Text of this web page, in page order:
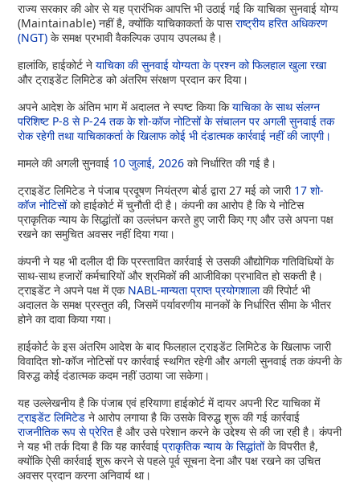
राज्य सरकार की ओर से यह प्रारंभिक आपत्ति भी उठाई गई कि याचिका सुनवाई योग्य
(Maintainable) नहीं है, क्योंकि याचिकाकर्ता के पासराष्ट्रीय हरित अधिकरण
(NGT) के समक्ष प्रभावी वैकल्पिक उपाय उपलब्ध है।
हालांकि, हाईकोर्ट नेयाचिका की सुनवाई योग्यता के प्रश्न को फिलहाल खुला रखा
और ट्राइडेंट लिमिटेड को अंतरिम संरक्षण प्रदान कर दिया।
अपने आदेश के अंतिम भाग में अदालत ने स्पष्ट किया कियाचिका के साथ संलग्न
परिशिष्ट P-8 से P-24 तक के शो-कॉज नोटिसों के संचालन पर अगली सुनवाई तक
रोक रहेगी तथा याचिकाकर्ता के खिलाफ कोई भी दंडात्मक कार्रवाई नहीं की जाएगी।
मामले की अगली सुनवाई 10 जुलाई, 2026 को निर्धारित की गई है।
ट्राइडेंट लिमिटेड ने पंजाब प्रदूषण नियंत्रण बोर्ड द्वारा 27 मई को जारी 17 शो-
कॉज नोटिसोंको हाईकोर्ट में चुनौती दी है। कंपनी का आरोप है कि ये नोटिस
प्राकृतिक न्याय के सिद्धांतों का उल्लंघन करते हुए जारी किए गए और उसे अपना पक्ष
रखने का समुचित अवसर नहीं दिया गया।
कंपनी ने यह भी दलील दी कि प्रस्तावित कार्रवाई से उसकी औद्योगिक गतिविधियों के
साथ-साथ हजारों कर्मचारियों और श्रमिकों की आजीविका प्रभावित हो सकती है।
ट्राइडेंट ने अपने पक्ष में एक NABL-मान्यता प्राप्त प्रयोगशालाकी रिपोर्ट भी
अदालत के समक्ष प्रस्तुत की, जिसमें पर्यावरणीय मानकों के निर्धारित सीमा के भीतर
होने का दावा किया गया।
हाईकोर्ट के इस अंतरिम आदेश के बाद फिलहाल ट्राइडेंट लिमिटेड के खिलाफ जारी
विवादित शो-कॉज नोटिसों पर कार्रवाई स्थगित रहेगी और अगली सुनवाई तक कंपनी के
विरुद्ध कोई दंडात्मक कदम नहीं उठाया जा सकेगा।
यह उल्लेखनीय है कि पंजाब एवं हरियाणा हाईकोर्ट में दायर अपनी रिट याचिका में
ट्राइडेंट लिमिटेड ने आरोप लगाया है कि उसके विरुद्ध शुरू की गई कार्रवाई
राजनीतिक रूप से प्रेरित है और उसे परेशान करने के उद्देश्य से की जा रही है। कंपनी
ने यह भी तर्क दिया है कि यह कार्रवाईप्राकृतिक न्याय के सिद्धांतोंके विपरीत है,
क्योंकि ऐसी कार्रवाई शुरू करने से पहले पूर्व सूचना देना और पक्ष रखने का उचित
अवसर प्रदान करना अनिवार्य था।